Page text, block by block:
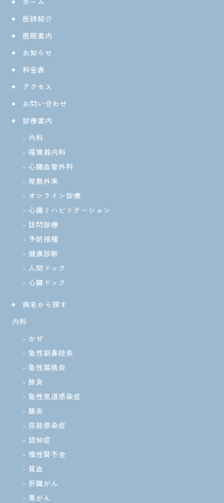
医師紹介
医院案内
お知らせ
料金表
アクセス
お問い合わせ
診療案内
内科
循環器内科
心臓血管外科
発熱外来
オンライン診療
心臓リハビリテーション
訪問診療
予防接種
健康診断
人間ドック
心臓ドック
病名から探す
内科
かぜ
急性副鼻腔炎
急性扁桃炎
肺炎
急性気道感染症
腸炎
尿路感染症
認知症
慢性腎不全
貧血
肝臓がん
胃がん